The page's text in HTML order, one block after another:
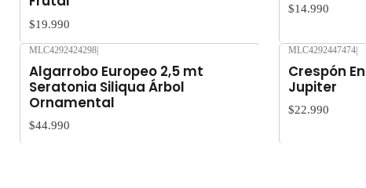
$19.990
$14.990
MLC4292424298|
Algarrobo Europeo 2,5 mt
Seratonia Siliqua Árbol
Ornamental
$44.990
MLC4292447474|
Crespón
Jupiter
$22.990